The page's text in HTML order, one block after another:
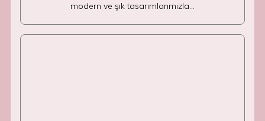
modern ve şık tasarımlarımızla…